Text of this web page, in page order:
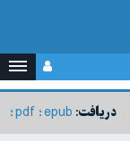
دریافت: epub
pdf